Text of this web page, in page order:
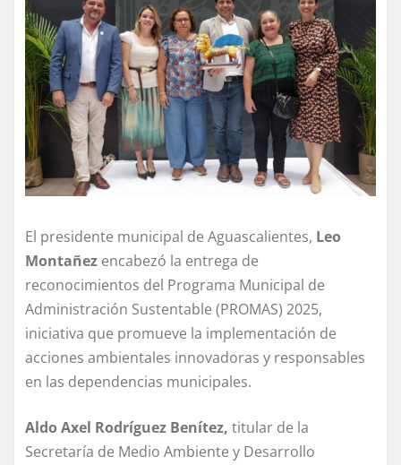
El presidente municipal de Aguascalientes, Leo
Montañez encabezó la entrega de
reconocimientos del Programa Municipal de
Administración Sustentable (PROMAS) 2025,
iniciativa que promueve la implementación de
acciones ambientales innovadoras y responsables
en las dependencias municipales.
Aldo Axel Rodríguez Benítez, titular de la
Secretaría de Medio Ambiente y Desarrollo